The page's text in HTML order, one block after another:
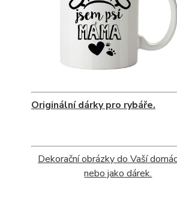
Originální dárky pro rybáře.
Dekorační obrázky do Vaší
nebo jako dárek.